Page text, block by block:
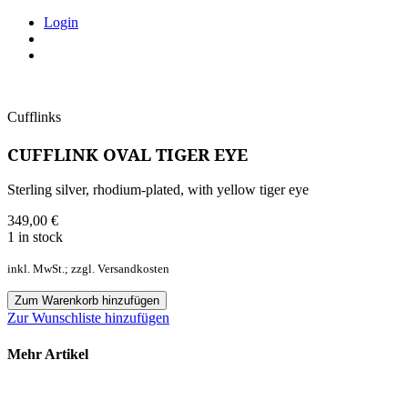
Login
Cufflinks
CUFFLINK OVAL TIGER EYE
Sterling silver, rhodium-plated, with yellow tiger eye
349,00 €
1 in stock
inkl. MwSt.; zzgl. Versandkosten
Zum Warenkorb hinzufügen
Zur Wunschliste hinzufügen
Mehr Artikel